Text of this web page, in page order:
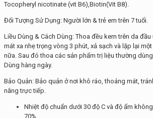
Tocopheryl nicotinate (vit B6),Biotin(Vit B8).
Đối Tượng Sử Dụng: Người lớn & trẻ em trên 7 tuổi.
Liều Dùng & Cách Dùng: Thoa đều kem trên da đầu
mát xa nhẹ trọng vòng 3 phút, xả sạch và lặp lại một
nữa. Sau đó thoa các sản phẩm trị liệu thường
Dùng hàng ngày.
Bảo Quản: Bảo quản ở nơi khô ráo, thoáng mát,
nắng trực tiếp.
Nhiệt độ chuẩn dưới 30 độ C và độ ẩm
70%.